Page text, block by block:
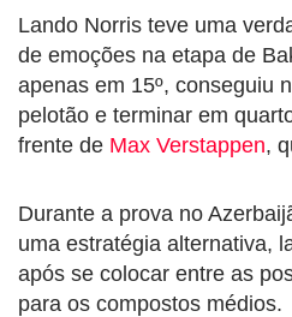
Lando Norris teve uma
de emoções na etapa de
apenas em 15º, conseguiu
pelotão e terminar em
frente de Max Verstappen,
Durante a prova no
uma estratégia alternativa,
após se colocar entre as
para os compostos médios.